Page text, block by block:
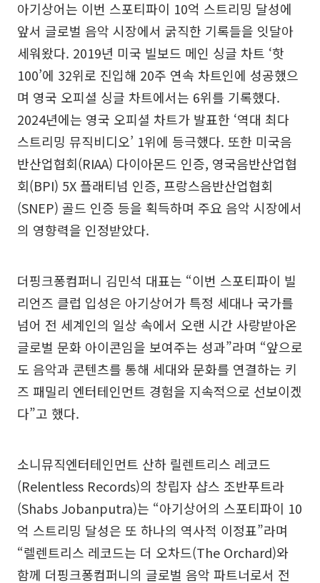
아기상어는 이번 스포티파이 10억 스트리밍 달성에
앞서 글로벌 음악 시장에서 굵직한 기록들을 잇달아
세워왔다. 2019년 미국 빌보드 메인 싱글 차트 ‘핫
100’에 32위로 진입해 20주 연속 차트인에 성공했으
며 영국 오피셜 싱글 차트에서는 6위를 기록했다.
2024년에는 영국 오피셜 차트가 발표한 ‘역대 최다
스트리밍 뮤직비디오’ 1위에 등극했다. 또한 미국음
반산업협회(RIAA) 다이아몬드 인증, 영국음반산업협
회(BPI) 5X 플래티넘 인증, 프랑스음반산업협회
(SNEP) 골드 인증 등을 획득하며 주요 음악 시장에서
의 영향력을 인정받았다.
더핑크퐁컴퍼니 김민석 대표는 “이번 스포티파이 빌
리언즈 클럽 입성은 아기상어가 특정 세대나 국가를
넘어 전 세계인의 일상 속에서 오랜 시간 사랑받아온
글로벌 문화 아이콘임을 보여주는 성과”라며 “앞으로
도 음악과 콘텐츠를 통해 세대와 문화를 연결하는 키
즈 패밀리 엔터테인먼트 경험을 지속적으로 선보이겠
다”고 했다.
소니뮤직엔터테인먼트 산하 릴렌트리스 레코드
(Relentless Records)의 창립자 샵스 조반푸트라
(Shabs Jobanputra)는 “아기상어의 스포티파이 10
억 스트리밍 달성은 또 하나의 역사적 이정표”라며
“렐렌트리스 레코드는 더 오차드(The Orchard)와
함께 더핑크퐁컴퍼니의 글로벌 음악 파트너로서 전